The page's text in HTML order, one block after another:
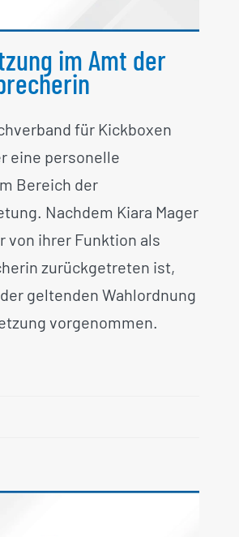
im Amt der
für Kickboxen
eine personelle
Bereich der
Nachdem Kiara Mager
von ihrer Funktion als
zurückgetreten ist,
geltenden Wahlordnung
vorgenommen.